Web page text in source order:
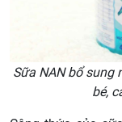
Sữa NAN bổ sung
bé,